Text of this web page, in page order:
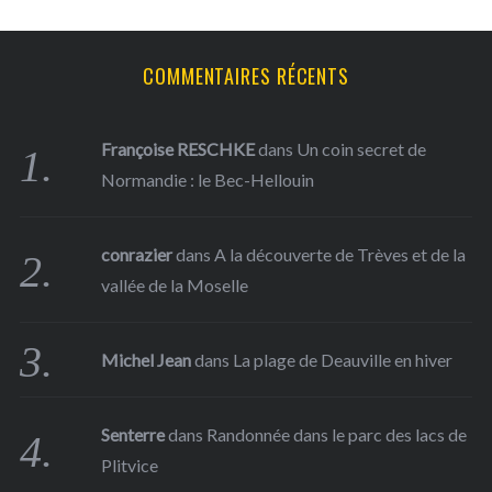
COMMENTAIRES RÉCENTS
Françoise RESCHKEdans Un coin secret de
Normandie : le Bec-Hellouin
conrazierdansA la découverte de Trèves et de la
vallée de la Moselle
Michel Jeandans La plage de Deauville en hiver
Senterredans Randonnée dans le parc des lacs de
Plitvice